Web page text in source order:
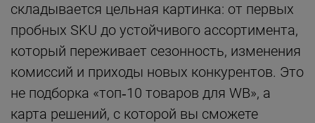
складывается цельная картинка: от первых
пробных SKU до устойчивого ассортимента,
который переживает сезонность, изменения
комиссий и приходы новых конкурентов. Это
не подборка «топ‑10 товаров для WB», а
карта решений, с которой вы сможете